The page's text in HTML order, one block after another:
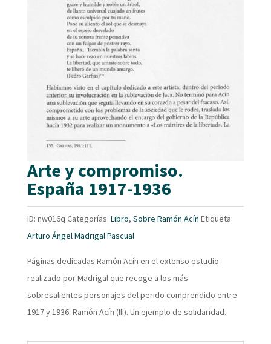
Arte y compromiso.
España 1917-1936
ID: nw016q Categorías: Libro, Sobre Ramón Acín Etiqueta:
Arturo Ángel Madrigal Pascual
Páginas dedicadas Ramón Acín en el extenso estudio
realizado por Madrigal que recoge a los más
sobresalientes personajes del perido comprendido entre
1917 y 1936. Ramón Acín (III). Un ejemplo de solidaridad.